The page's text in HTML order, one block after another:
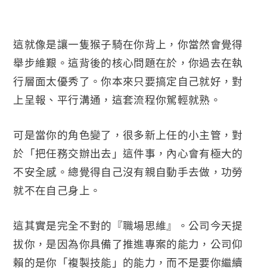
這就像是讓一隻猴子騎在你背上，你當然會覺得
舉步維艱。這背後的核心問題在於，你過去在執
行層面太優秀了。你本來只要搞定自己就好，對
上呈報、平行溝通，這套流程你駕輕就熟。
可是當你的角色變了，很多新上任的小主管，對
於「把任務交辦出去」這件事，內心會有極大的
不安全感。總覺得自己沒有親自動手去做，功勞
就不在自己身上。
這其實是完全不對的『職場思維』。公司今天提
拔你，是因為你具備了推進專案的能力，公司仰
賴的是你「複製技能」的能力，而不是要你繼續